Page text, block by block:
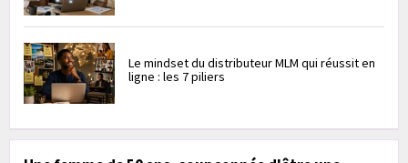
Le mindset du distributeur MLM qui réussit en
ligne : les 7 piliers